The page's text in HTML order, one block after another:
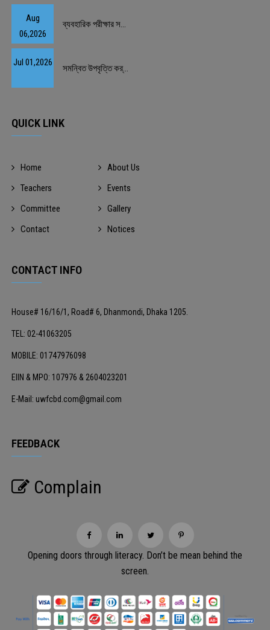
Aug
06,2026
ব্যবহারিক পরীক্ষার স...
Jul 01,2026
সমন্বিত উপবৃত্তি কর্...
QUICK LINK
Home
About Us
Teachers
Events
Committee
Gallery
Contact
Notices
CONTACT INFO
House# 16/16/1, Road# 6, Dhanmondi, Dhaka 1205.
TEL: 02-41063205
MOBILE: 01747976098
EIIN & MPO: 107976 & 2604023201
E-Mail: uwfcbd.com@gmail.com
FEEDBACK
Complain
Opening doors through literacy. Don’t be mean behind the
screen.